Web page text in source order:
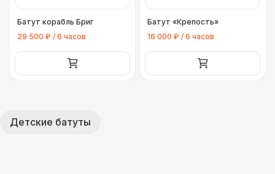
Батут корабль Бриг
29 500 ₽ / 6 часов
Батут «Крепость»
16 000 ₽ / 6 часов
Детские батуты